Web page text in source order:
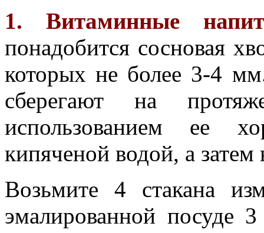
1. Витаминные
понадобится сосновая
которых не более 3-4
сберегают на
использованием ее
кипяченой водой, а
Возьмите 4 стакана
эмалированной посуде